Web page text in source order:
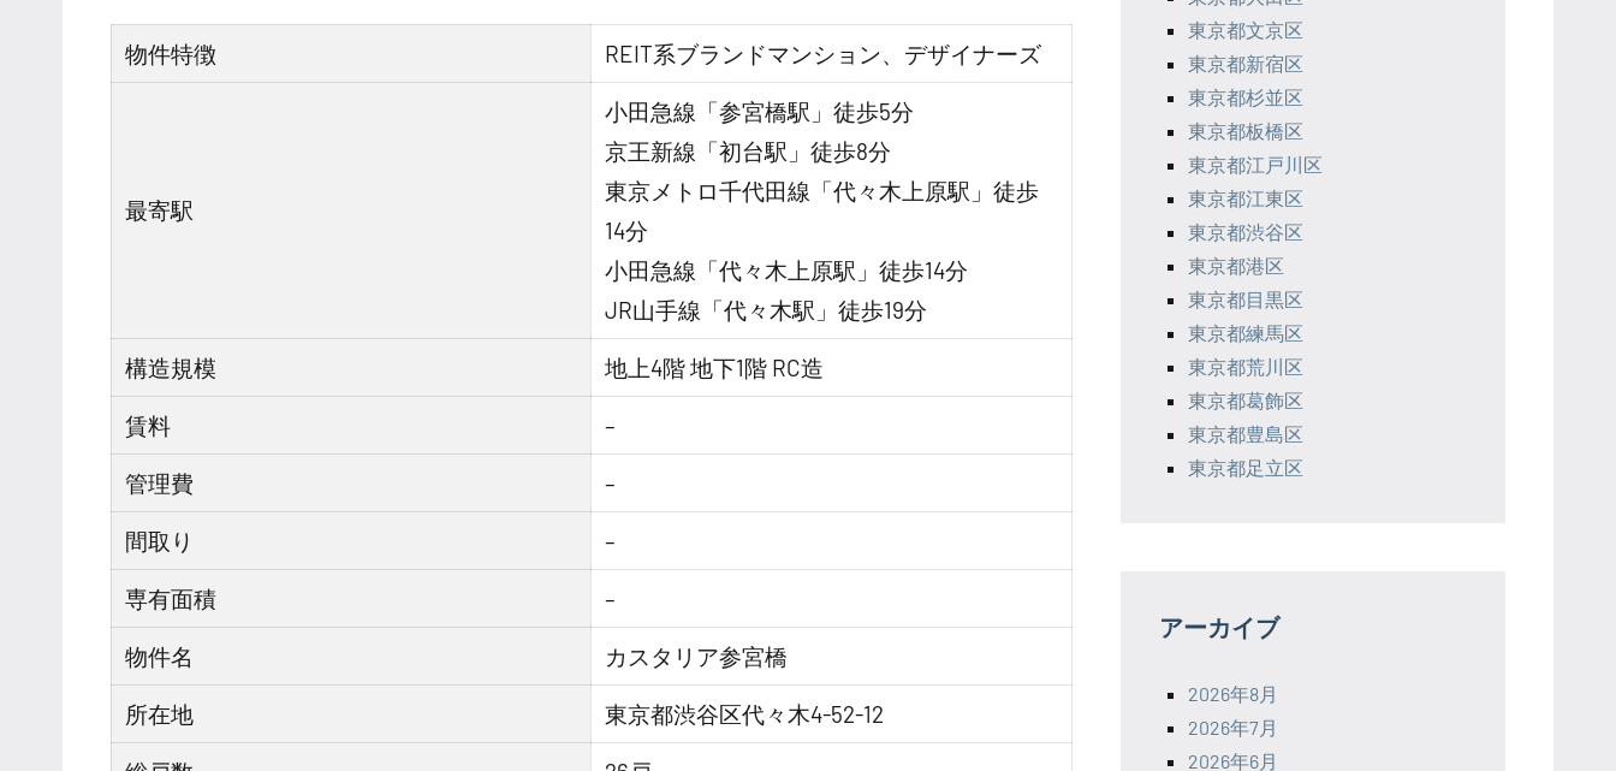
物件特徴 REIT系ブランドマンション、デザイナーズ
最寄駅
小田急線「参宮橋駅」徒歩5分
京王新線「初台駅」徒歩8分
東京メトロ千代田線「代々木上原駅」徒歩
14分
小田急線「代々木上原駅」徒歩14分
JR山手線「代々木駅」徒歩19分
構造規模 地上4階 地下1階 RC造
賃料 –
管理費 –
間取り –
専有面積 –
物件名 カスタリア参宮橋
所在地 東京都渋谷区代々木4-52-12
東京都文京区
東京都新宿区
東京都杉並区
東京都板橋区
東京都江戸川区
東京都江東区
東京都渋谷区
東京都港区
東京都目黒区
東京都練馬区
東京都荒川区
東京都葛飾区
東京都豊島区
東京都足立区
アーカイブ
2026年8月
2026年7月
2026年6月